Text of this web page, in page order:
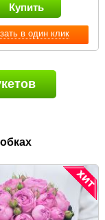
в один клик
Купить